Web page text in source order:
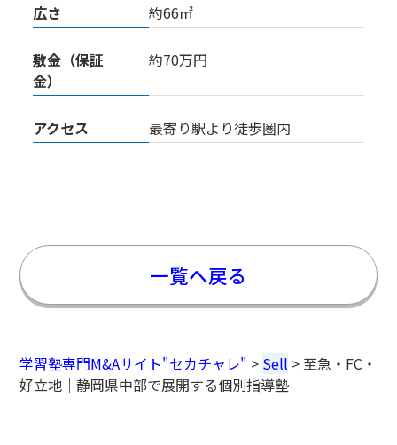
広さ 約66㎡
敷金（保証
金）
約70万円
アクセス 最寄り駅より徒歩圏内
一覧へ戻る
学習塾専門M&Aサイト"セカチャレ" > Sell >至急・FC・
好立地｜静岡県中部で展開する個別指導塾